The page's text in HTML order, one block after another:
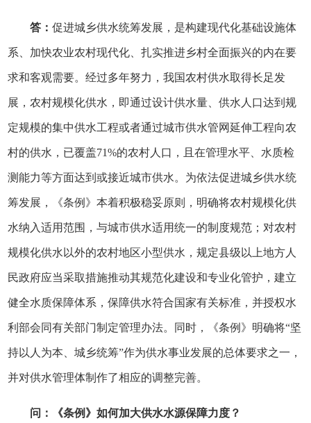
答：促进城乡供水统筹发展，是构建现代化基础设施体
系、加快农业农村现代化、扎实推进乡村全面振兴的内在要
求和客观需要。经过多年努力，我国农村供水取得长足发
展，农村规模化供水，即通过设计供水量、供水人口达到规
定规模的集中供水工程或者通过城市供水管网延伸工程向农
村的供水，已覆盖71%的农村人口，且在管理水平、水质检
测能力等方面达到或接近城市供水。为依法促进城乡供水统
筹发展，《条例》本着积极稳妥原则，明确将农村规模化供
水纳入适用范围，与城市供水适用统一的制度规范；对农村
规模化供水以外的农村地区小型供水，规定县级以上地方人
民政府应当采取措施推动其规范化建设和专业化管护，建立
健全水质保障体系，保障供水符合国家有关标准，并授权水
利部会同有关部门制定管理办法。同时，《条例》明确将“坚
持以人为本、城乡统筹”作为供水事业发展的总体要求之一，
并对供水管理体制作了相应的调整完善。
问：《条例》如何加大供水水源保障力度？